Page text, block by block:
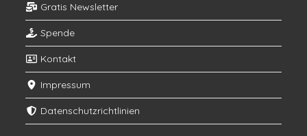
Gratis Newsletter
Spende
Kontakt
Impressum
Datenschutzrichtlinien